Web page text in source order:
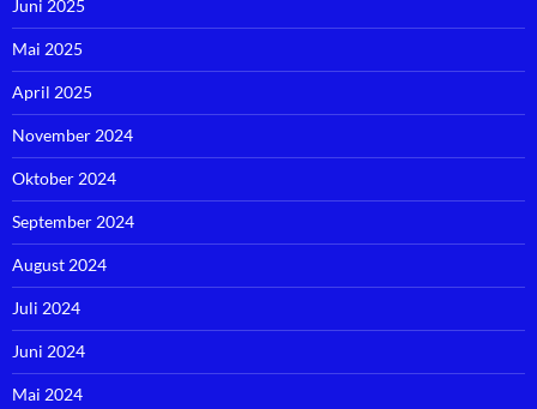
Juni 2025
Mai 2025
April 2025
November 2024
Oktober 2024
September 2024
August 2024
Juli 2024
Juni 2024
Mai 2024